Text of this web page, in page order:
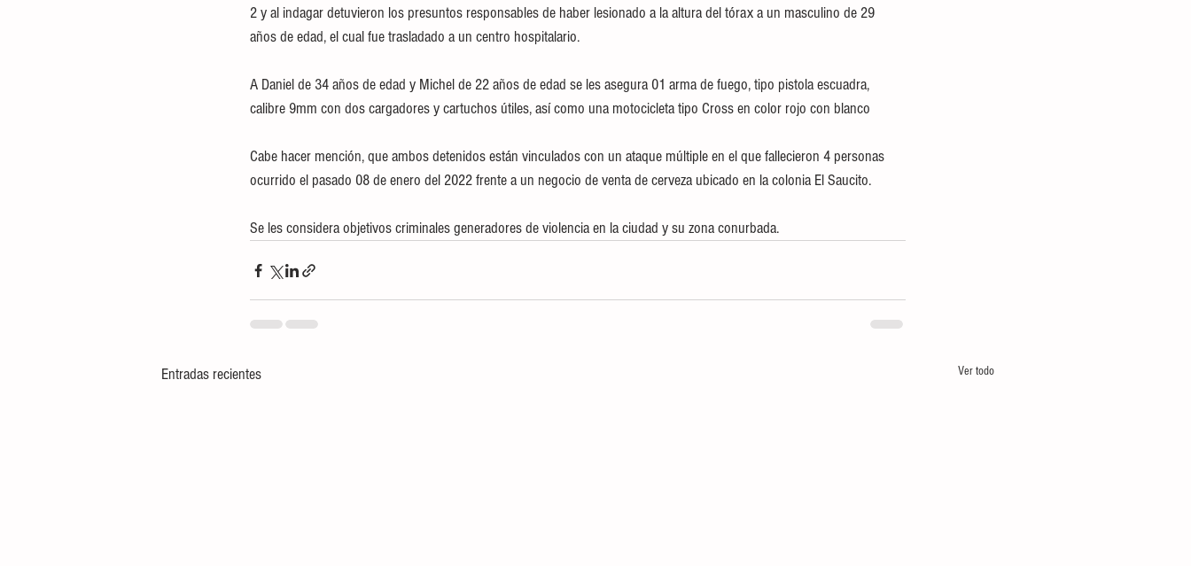
2 y al indagar detuvieron los presuntos responsables de haber lesionado a la altura del tórax a un masculino de 29
años de edad, el cual fue trasladado a un centro hospitalario.
A Daniel de 34 años de edad y Michel de 22 años de edad se les asegura 01 arma de fuego, tipo pistola escuadra,
calibre 9mm con dos cargadores y cartuchos útiles, así como una motocicleta tipo Cross en color rojo con blanco
Cabe hacer mención, que ambos detenidos están vinculados con un ataque múltiple en el que fallecieron 4 personas
ocurrido el pasado 08 de enero del 2022 frente a un negocio de venta de cerveza ubicado en la colonia El Saucito.
Se les considera objetivos criminales generadores de violencia en la ciudad y su zona conurbada.
Entradas recientes Ver todo